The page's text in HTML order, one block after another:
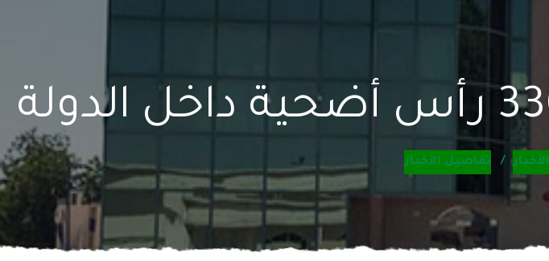
الأخبار تفاصيل الأخبار